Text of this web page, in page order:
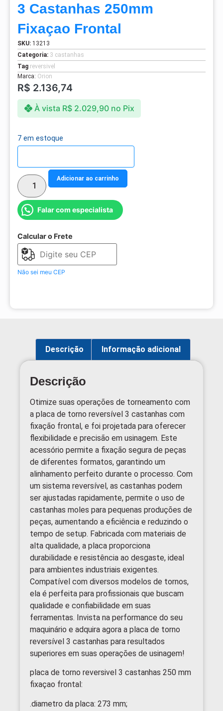
3 Castanhas 250mm
Fixaçao Frontal
SKU: 13213
Categoria: 3 castanhas
Tag reversivel
Marca: Orion
R$ 2.136,74
À vista R$2.029,90 no Pix
7 em estoque
Adicionar ao carrinho
Falar com especialista
Calcular o Frete
Não sei meu CEP
Descrição Informação adicional
Descrição
Otimize suas operações de torneamento com
a placa de torno reversível 3 castanhas com
fixação frontal, e foi projetada para oferecer
flexibilidade e precisão em usinagem. Este
acessório permite a fixação segura de peças
de diferentes formatos, garantindo um
alinhamento perfeito durante o processo. Com
um sistema reversível, as castanhas podem
ser ajustadas rapidamente, permite o uso de
castanhas moles para pequenas produções de
peças, aumentando a eficiência e reduzindo o
tempo de setup. Fabricada com materiais de
alta qualidade, a placa proporciona
durabilidade e resistência ao desgaste, ideal
para ambientes industriais exigentes.
Compatível com diversos modelos de tornos,
ela é perfeita para profissionais que buscam
qualidade e confiabilidade em suas
ferramentas. Invista na performance do seu
maquinário e adquira agora a placa de torno
reversível 3 castanhas para resultados
superiores em suas operações de usinagem!
placa de torno reversivel 3 castanhas 250 mm
fixaçao frontal:
.diametro da placa: 273 mm;